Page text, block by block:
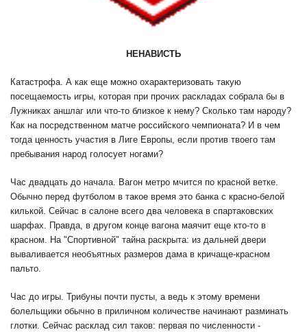
НЕНАВИСТЬ
Катастрофа. А как еще можно охарактеризовать такую
посещаемость игры, которая при прочих раскладах собрала бы в
Лужниках аншлаг или что-то близкое к нему? Сколько там народу?
Как на посредственном матче российского чемпионата? И в чем
тогда ценность участия в Лиге Европы, если против твоего там
пребывания народ голосует ногами?
Час двадцать до начала. Вагон метро мчится по красной ветке.
Обычно перед футболом в такое время это банка с красно-белой
килькой. Сейчас в салоне всего два человека в спартаковских
шарфах. Правда, в другом конце вагона маячит еще кто-то в
красном. На "Спортивной" тайна раскрыта: из дальней двери
вываливается необъятных размеров дама в кричаще-красном
пальто.
Час до игры. Трибуны почти пусты, а ведь к этому времени
болельщики обычно в приличном количестве начинают разминать
глотки. Сейчас расклад сил таков: первая по численности -